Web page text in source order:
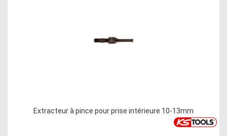
Extracteur à pince pour prise intérieure 10-13mm